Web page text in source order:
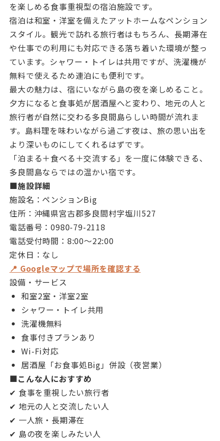
を楽しめる食事重視型の宿泊施設です。
宿泊は和室・洋室を備えたアットホームなペンション
スタイル。観光で訪れる旅行者はもちろん、長期滞在
や仕事での利用にも対応できる落ち着いた環境が整っ
ています。シャワー・トイレは共用ですが、洗濯機が
無料で使えるため連泊にも便利です。
最大の魅力は、宿にいながら島の夜を楽しめること。
夕方になると食事処が居酒屋へと変わり、地元の人と
旅行者が自然に交わる多良間島らしい時間が流れま
す。島料理を味わいながら過ごす夜は、旅の思い出を
より深いものにしてくれるはずです。
「泊まる＋食べる＋交流する」を一度に体験できる、
多良間島ならではの温かい宿です。
■施設詳細
施設名：ペンションBig
住所：沖縄県宮古郡多良間村字塩川527
電話番号：0980-79-2118
電話受付時間：8:00〜22:00
定休日：なし
📍 Googleマップで場所を確認する
設備・サービス
和室2室・洋室2室
シャワー・トイレ共用
洗濯機無料
食事付きプランあり
Wi-Fi対応
居酒屋「お食事処Big」併設（夜営業）
■こんな人におすすめ
✔ 食事を重視したい旅行者
✔ 地元の人と交流したい人
✔ 一人旅・長期滞在
✔ 島の夜を楽しみたい人